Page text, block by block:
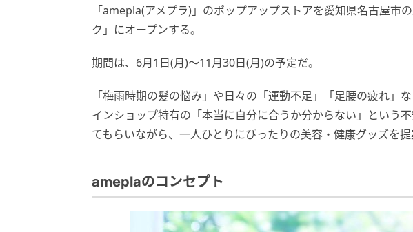
「amepla(アメプラ)」のポップアップストアを愛知県名古屋市
ク」にオープンする。
期間は、6月1日(月)～11月30日(月)の予定だ。
「梅雨時期の髪の悩み」や日々の「運動不足」「足腰の疲れ」
インショップ特有の「本当に自分に合うか分からない」という
てもらいながら、一人ひとりにぴったりの美容・健康グッズを提
ameplaのコンセプト